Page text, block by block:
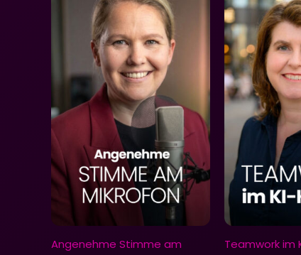
Angenehme Stimme am Teamwork im